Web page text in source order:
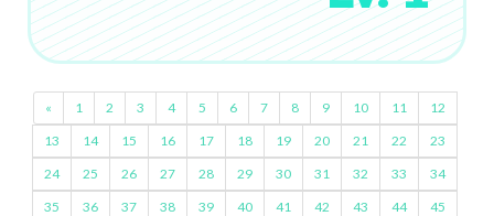
« 1 2 3 4 5 6 7 8 9 10 11
12
13
14 15 16 17 18 19 20 21 22
23
24
25 26 27 28 29 30 31 32 33
34
35
36 37 38 39 40 41 42 43 44
45